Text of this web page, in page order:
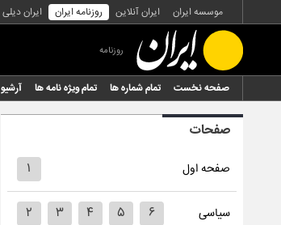
موسسه ایران ایران آنلاین روزنامه ایران ایران دیلی
روزنامه
صفحه نخست تمام شماره ها تمام ویژه نامه ها آرشیو
صفحات
صفحه اول ۱
سیاسی ۲ ۳ ۴ ۵ ۶